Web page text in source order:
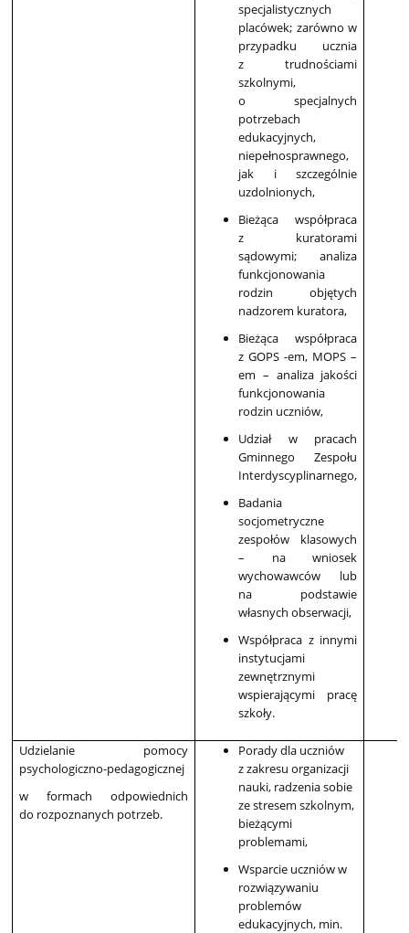
specjalistycznych
placówek; zarówno w
przypadku ucznia
z trudnościami
szkolnymi,
o specjalnych
potrzebach
edukacyjnych,
niepełnosprawnego,
jak i szczególnie
uzdolnionych,
Bieżąca współpraca
z kuratorami
sądowymi; analiza
funkcjonowania
rodzin objętych
nadzorem kuratora,
Bieżąca współpraca
z GOPS -em, MOPS –
em – analiza jakości
funkcjonowania
rodzin uczniów,
Udział w pracach
Gminnego Zespołu
Interdyscyplinarnego,
Badania
socjometryczne
zespołów klasowych
– na wniosek
wychowawców lub
na podstawie
własnych obserwacji,
Współpraca z innymi
instytucjami
zewnętrznymi
wspierającymi pracę
szkoły.
Udzielanie pomocy
psychologiczno-pedagogicznej
w formach odpowiednich
do rozpoznanych potrzeb.
Porady dla uczniów
z zakresu organizacji
nauki, radzenia sobie
ze stresem szkolnym,
bieżącymi
problemami,
Wsparcie uczniów w
rozwiązywaniu
problemów
edukacyjnych, min.